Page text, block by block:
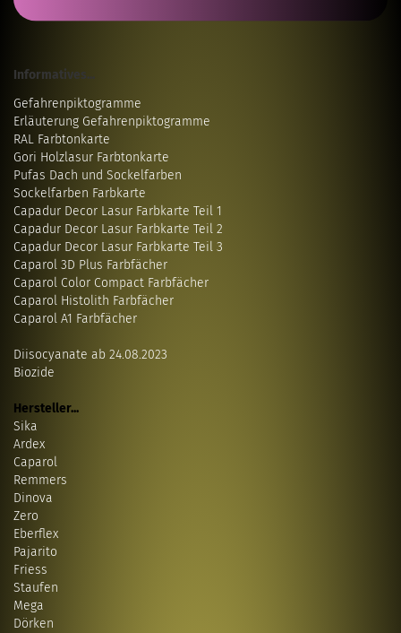
Informatives...
Gefahrenpiktogramme
Erläuterung Gefahrenpiktogramme
RAL Farbtonkarte
Gori Holzlasur Farbtonkarte
Pufas Dach und Sockelfarben
Sockelfarben Farbkarte
Capadur Decor Lasur Farbkarte Teil 1
Capadur Decor Lasur Farbkarte Teil 2
Capadur Decor Lasur Farbkarte Teil 3
Caparol 3D Plus Farbfächer
Caparol Color Compact Farbfächer
Caparol Histolith Farbfächer
Caparol A1 Farbfächer
Diisocyanate ab 24.08.2023
Biozide
Hersteller...
Sika
Ardex
Caparol
Remmers
Dinova
Zero
Eberflex
Pajarito
Friess
Staufen
Mega
Dörken